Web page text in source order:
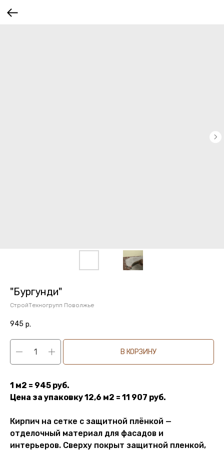
"Бургунди"
СтройТехногрупп Поволжье
945 р.
В КОРЗИНУ
1 м2 = 945 руб.
Цена за упаковку 12,6 м2 = 11 907 руб.
Кирпич на сетке с защитной плёнкой —
отделочный материал для фасадов и
интерьеров. Сверху покрыт защитной пленкой,